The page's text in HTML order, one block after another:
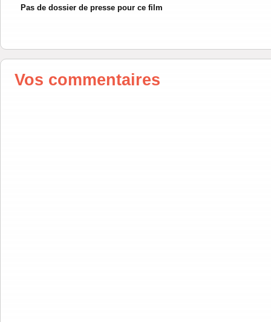
Pas de dossier de presse pour ce film
Vos commentaires